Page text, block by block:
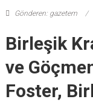
Gönderen: gazetem
Birleşik
ve
Foster,